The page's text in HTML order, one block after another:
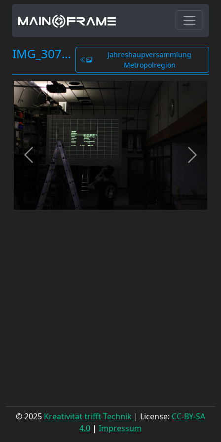
IMG_3076.JPG
Jahreshaupversammlung
Metropolregion
© 2025 Kreativität trifft Technik | License: CC-BY-SA
4.0 | Impressum